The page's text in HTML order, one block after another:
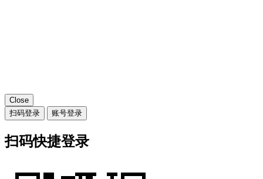
Close
扫码登录
账号登录
扫码快捷登录